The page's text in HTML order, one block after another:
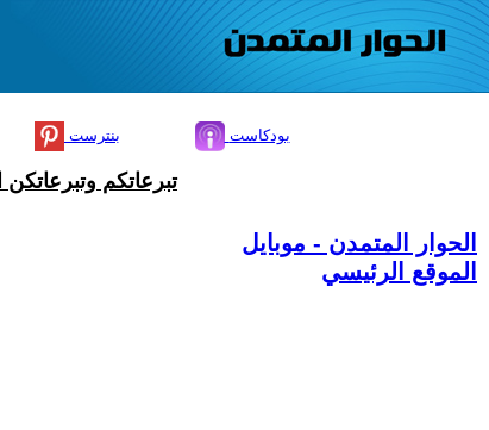
بنترست بودكاست
تبرعاتكم
الحوار المتمدن - موبايل
الموقع الرئيسي